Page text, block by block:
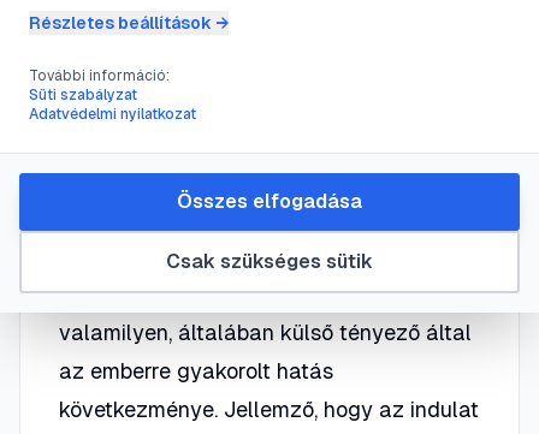
#szervi elváltozások
Latin kifejezés, magyar jelentése indulat.
Fokozott érzelem, szenvedély hirtelen
fellobbanása. Az indulat a lelki
folyamatokkal összefüggő reakciónk,
valamilyen, általában külső tényező által
az emberre gyakorolt hatás
következménye. Jellemző, hogy az indulat
Részletes beállítások →
További információ:
Süti szabályzat
Adatvédelmi nyilatkozat
Csak szükséges sütik
Összes elfogadása